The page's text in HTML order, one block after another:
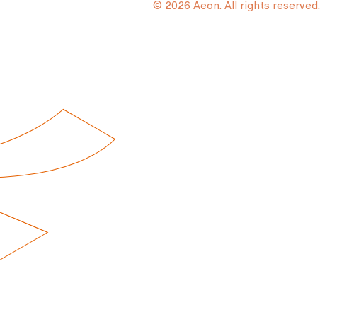
© 2026 Aeon. All rights reserved.